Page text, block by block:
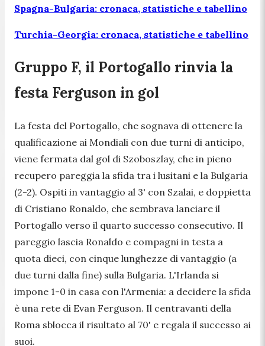
Spagna-Bulgaria: cronaca, statistiche e tabellino
Turchia-Georgia: cronaca, statistiche e tabellino
Gruppo F, il Portogallo rinvia la
festa Ferguson in gol
La festa del Portogallo, che sognava di ottenere la
qualificazione ai Mondiali con due turni di anticipo,
viene fermata dal gol di Szoboszlay, che in pieno
recupero pareggia la sfida tra i lusitani e la Bulgaria
(2-2). Ospiti in vantaggio al 3' con Szalai, e doppietta
di Cristiano Ronaldo, che sembrava lanciare il
Portogallo verso il quarto successo consecutivo. Il
pareggio lascia Ronaldo e compagni in testa a
quota dieci, con cinque lunghezze di vantaggio (a
due turni dalla fine) sulla Bulgaria. L'Irlanda si
impone 1-0 in casa con l'Armenia: a decidere la sfida
è una rete di Evan Ferguson. Il centravanti della
Roma sblocca il risultato al 70' e regala il successo ai
suoi.